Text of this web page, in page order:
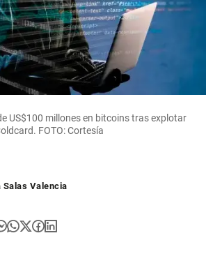
US$100 millones en bitcoins tras explotar
FOTO: Cortesía
Valencia